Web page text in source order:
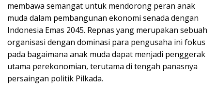
membawa semangat untuk mendorong peran anak
muda dalam pembangunan ekonomi senada dengan
Indonesia Emas 2045. Repnas yang merupakan sebuah
organisasi dengan dominasi para pengusaha ini fokus
pada bagaimana anak muda dapat menjadi penggerak
utama perekonomian, terutama di tengah panasnya
persaingan politik Pilkada.